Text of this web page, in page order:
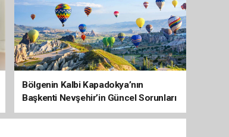
Bölgenin Kalbi Kapadokya’nın
Başkenti Nevşehir’in Güncel Sorunları
ve Çözüm Haritası